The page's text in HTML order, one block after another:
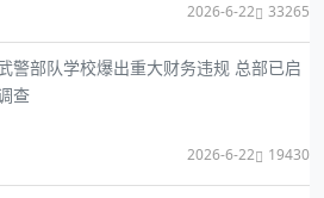
2026-6-22 33265
警部队学校爆出重大财务违规 总部已启
查
2026-6-22 19430